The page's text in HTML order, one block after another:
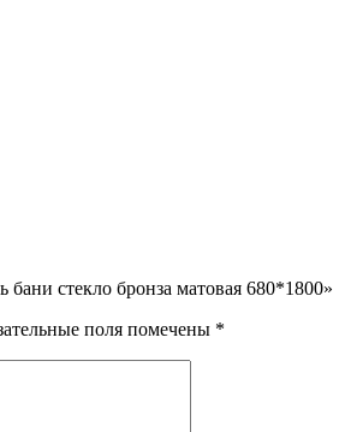
стекло бронза матовая 680*1800»
поля помечены *